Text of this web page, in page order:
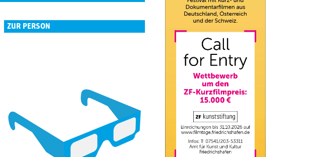
ZUR PERSON